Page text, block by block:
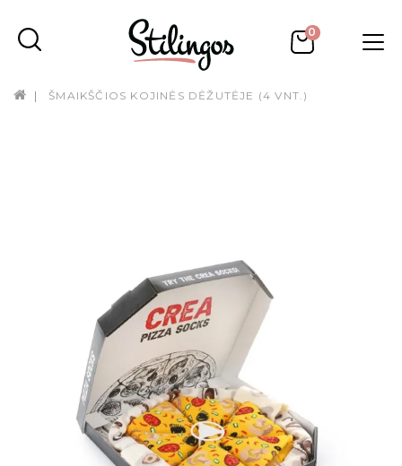
0
ŠMAIKŠČIOS KOJINĖS DĖŽUTĖJE (4 VNT.)